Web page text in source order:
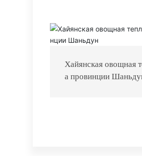
Хайянская овощная
а провинции